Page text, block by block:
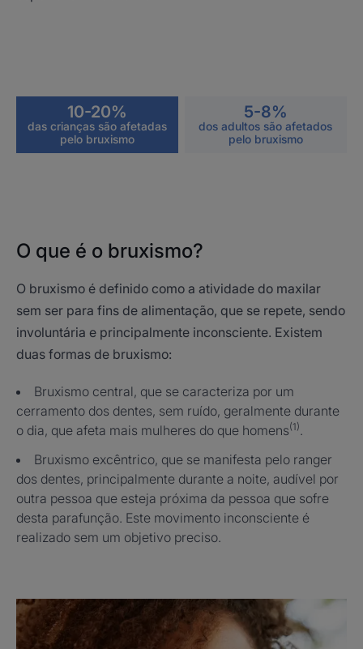
10-20%
das crianças são afetadas
pelo bruxismo
5-8%
dos adultos são afetados
pelo bruxismo
O que é o bruxismo?
O bruxismo é definido como a atividade do maxilar
sem ser para fins de alimentação, que se repete, sendo
involuntária e principalmente inconsciente. Existem
duas formas de bruxismo:
Bruxismo central, que se caracteriza por um
cerramento dos dentes, sem ruído, geralmente durante
o dia, que afeta mais mulheres do que homens(1).
Bruxismo excêntrico, que se manifesta pelo ranger
dos dentes, principalmente durante a noite, audível por
outra pessoa que esteja próxima da pessoa que sofre
desta parafunção. Este movimento inconsciente é
realizado sem um objetivo preciso.